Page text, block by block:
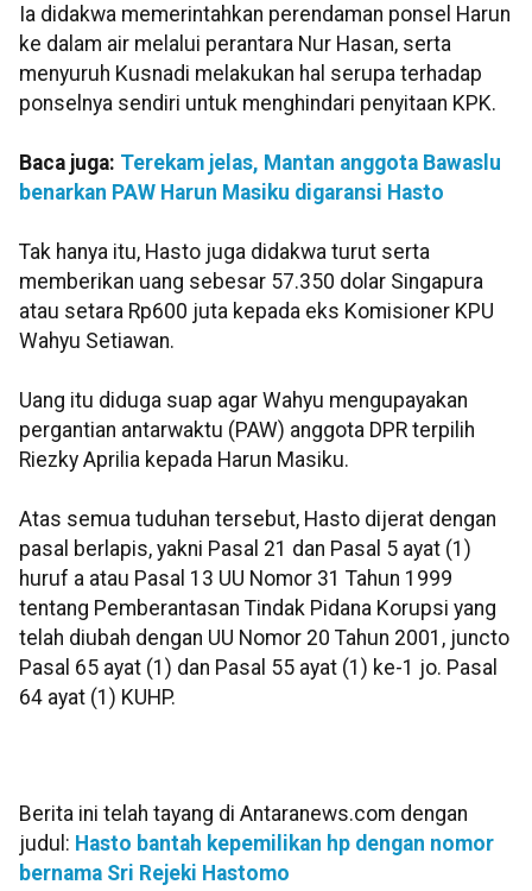
Ia didakwa memerintahkan perendaman ponsel Harun
ke dalam air melalui perantara Nur Hasan, serta
menyuruh Kusnadi melakukan hal serupa terhadap
ponselnya sendiri untuk menghindari penyitaan KPK.
Baca juga: Terekam jelas, Mantan anggota Bawaslu
benarkan PAW Harun Masiku digaransi Hasto
Tak hanya itu, Hasto juga didakwa turut serta
memberikan uang sebesar 57.350 dolar Singapura
atau setara Rp600 juta kepada eks Komisioner KPU
Wahyu Setiawan.
Uang itu diduga suap agar Wahyu mengupayakan
pergantian antarwaktu (PAW) anggota DPR terpilih
Riezky Aprilia kepada Harun Masiku.
Atas semua tuduhan tersebut, Hasto dijerat dengan
pasal berlapis, yakni Pasal 21 dan Pasal 5 ayat (1)
huruf a atau Pasal 13 UU Nomor 31 Tahun 1999
tentang Pemberantasan Tindak Pidana Korupsi yang
telah diubah dengan UU Nomor 20 Tahun 2001, juncto
Pasal 65 ayat (1) dan Pasal 55 ayat (1) ke-1 jo. Pasal
64 ayat (1) KUHP.
Berita ini telah tayang di Antaranews.com dengan
judul: Hasto bantah kepemilikan hp dengan nomor
bernama Sri Rejeki Hastomo